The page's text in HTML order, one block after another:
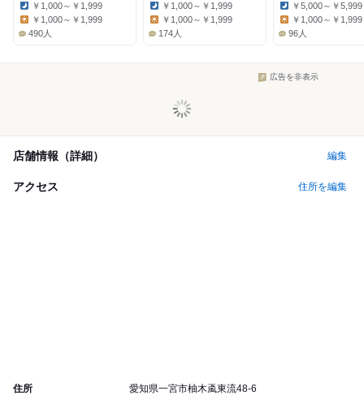
Dinner:
￥1,000～￥1,999
￥1,000～￥1,999
490人
Dinner:
￥1,000～￥1,999
￥1,000～￥1,999
174人
Dinner:
￥5,000～￥5,999
Lunch:
￥1,000～￥1,999
96人
広告を非表示
店舗情報（詳細） 編集
アクセス 住所を編集
住所 愛知県一宮市柚木颪東流48-6